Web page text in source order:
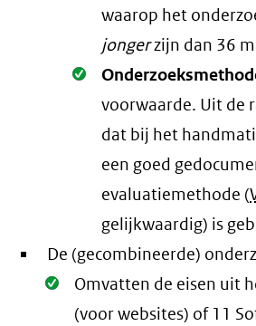
waarop het
jongerzijn dan 36
Oké.
voorwaarde. Uit de
dat bij het
een goed
evaluatiemethode (
gelijkwaardig) is
De (gecombineerde)
Oké.
Omvatten de eisen uit
(voor websites) of 11